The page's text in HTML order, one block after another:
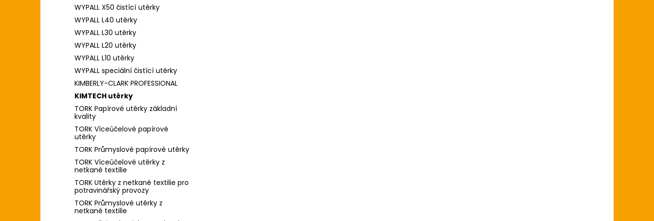
WYPALL X50 čistící utěrky
WYPALL L40 utěrky
WYPALL L30 utěrky
WYPALL L20 utěrky
WYPALL L10 utěrky
WYPALL speciální čistící utěrky
KIMBERLY-CLARK PROFESSIONAL
KIMTECH utěrky
TORK Papírové utěrky základní
kvality
TORK Víceúčelové papírové
utěrky
TORK Průmyslové papírové utěrky
TORK Víceúčelové utěrky z
netkané textilie
TORK Utěrky z netkané textilie pro
potravinářský provozy
TORK Průmyslové utěrky z
netkané textilie